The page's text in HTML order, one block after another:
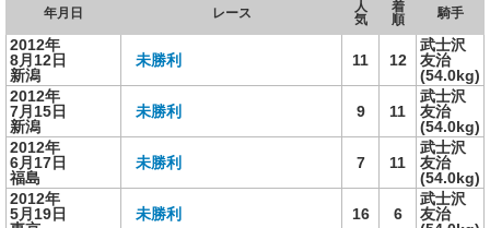
年月日 レース
人
気
着
順
騎手
2012年
8月12日
新潟
未勝利 11 12
武士沢
友治
(54.0kg)
2012年
7月15日
新潟
未勝利 9 11
武士沢
友治
(54.0kg)
2012年
6月17日
福島
未勝利 7 11
武士沢
友治
(54.0kg)
2012年
5月19日
未勝利 16 6
武士沢
友治